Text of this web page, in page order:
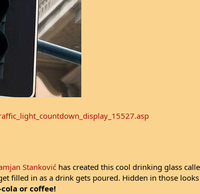
Stanković has created this cool drinking glass
filled in as a drink gets poured. Hidden in those
or coffee!